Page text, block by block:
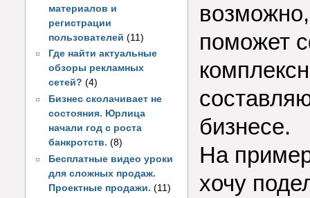
материалов и
регистрации
пользователей(11)
Где найти актуальные
обзоры рекламных
сетей? (4)
Бизнес сколачивает не
состояния. Юрлица
начали год с роста
банкротств. (8)
Бесплатные видео уроки
для сложных продаж.
Проектные продажи. (11)
поможет
бизнесе.
На
хочу